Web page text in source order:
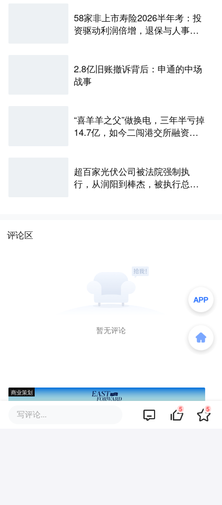
58家非上市寿险2026半年考：投
资驱动利润倍增，退保与人事风
2.8亿旧账撤诉背后：申通的中场
战事
“喜羊羊之父”做换电，三年半亏掉
14.7亿，如今二闯港交所融资救
超百家光伏公司被法院强制执
行，从润阳到棒杰，被执行总金
评论区
暂无评论
商业策划
写评论... 5 5